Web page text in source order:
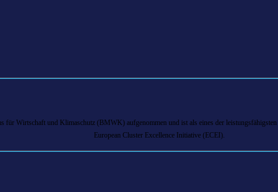
Wirtschaft und Klimaschutz (BMWK) aufgenommen und ist als eines der
European Cluster Excellence Initiative (ECEI).